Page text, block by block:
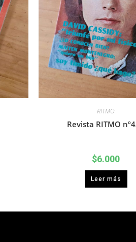
RITMO
Revista RITMO
$6.000
Leer más